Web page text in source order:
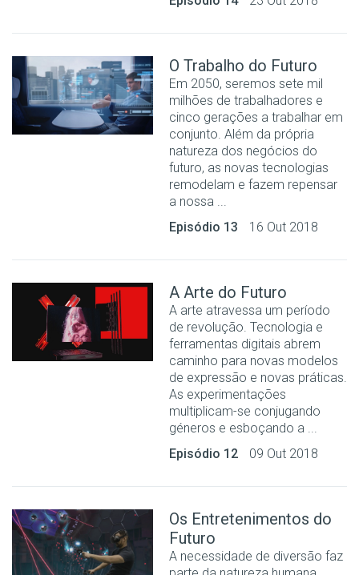
O Trabalho do Futuro
Em 2050, seremos sete mil
milhões de trabalhadores e
cinco gerações a trabalhar em
conjunto. Além da própria
natureza dos negócios do
futuro, as novas tecnologias
remodelam e fazem repensar
a nossa ...
Episódio 13
16 Out 2018
A Arte do Futuro
A arte atravessa um período
de revolução. Tecnologia e
ferramentas digitais abrem
caminho para novas modelos
de expressão e novas práticas.
As experimentações
multiplicam-se conjugando
géneros e esboçando a ...
Episódio 12
09 Out 2018
Os Entretenimentos do
Futuro
A necessidade de diversão faz